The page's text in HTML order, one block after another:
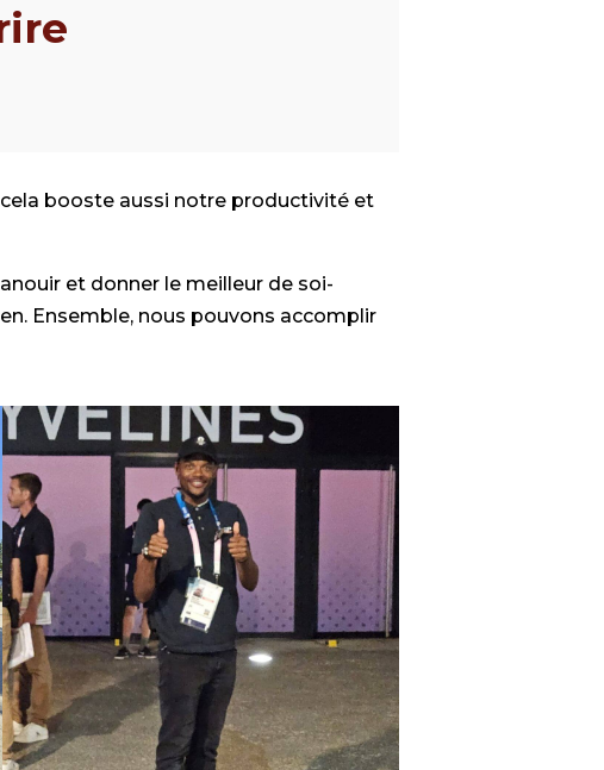
booste aussi notre productivité et
et donner le meilleur de soi-
Ensemble, nous pouvons accomplir